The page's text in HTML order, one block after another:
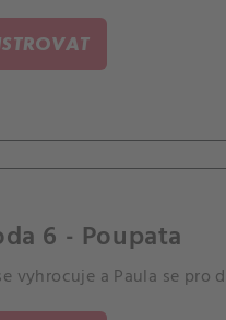
6 - Poupata
vyhrocuje a Paula se